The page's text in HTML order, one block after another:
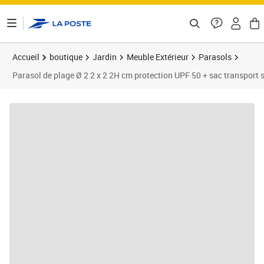
Accueil boutique Jardin Meuble Extérieur
Parasols
Parasol de plage Ø 2 2 x 2 2H cm protection UPF 50 + sac transport